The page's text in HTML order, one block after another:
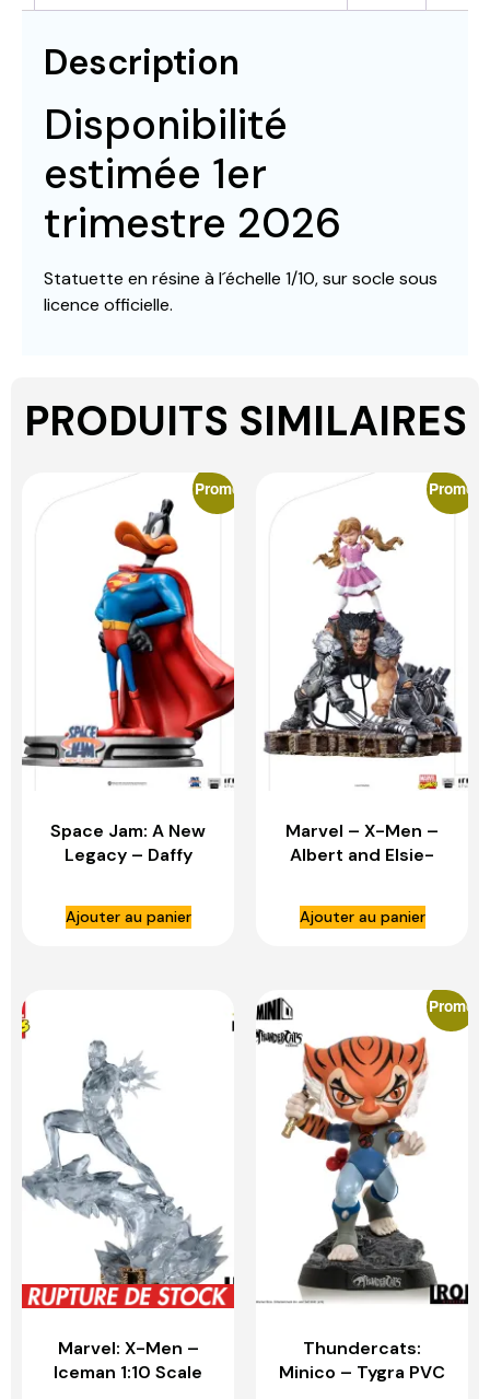
Description
Disponibilité
estimée 1er
trimestre 2026
Statuette en résine à l´échelle 1/10, sur socle sous
licence officielle.
PRODUITS SIMILAIRES
Promo
Space Jam: A New
Legacy – Daffy
Scale Statue – IRON
STUDIOS
Ajouter au panier
Promo
Marvel – X-Men –
Albert and Elsie-
Statue – IRON
STUDIOS
Ajouter au panier
Marvel: X-Men –
Iceman 1:10 Scale
Promo
Thundercats:
Minico – Tygra PVC